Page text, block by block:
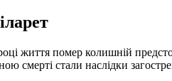
життя помер колишній
смерті стали наслідки